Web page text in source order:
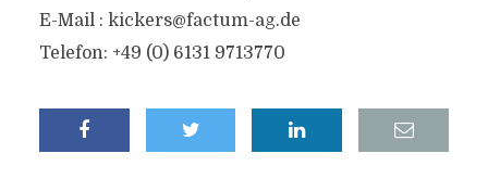
E-Mail : kickers@factum-ag.de
Telefon: +49 (0) 6131 9713770